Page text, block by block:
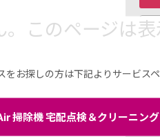
こ
。このページは
お探しの方は下記よりサービスペ
掃除機 宅配点検＆クリーニング